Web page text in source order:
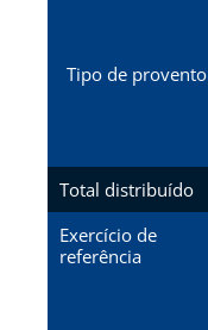
Tipo de provento
Total distribuído
Exercício de
referência